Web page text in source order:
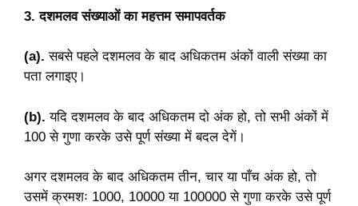
3. दशमलव संख्याओं का महत्तम समापवर्तक
(a).सबसे पहले दशमलव के बाद अधिकतम अंकों वाली संख्या का
पता लगाइए।
(b). यदि दशमलव के बाद अधिकतम दो अंक हो, तो सभी अंकों में
100 से गुणा करके उसे पूर्ण संख्या में बदल देगें।
अगर दशमलव के बाद अधिकतम तीन, चार या पाँच अंक हो, तो
उसमें क्रमशः 1000, 10000 या 100000 से गुणा करके उसे पूर्ण